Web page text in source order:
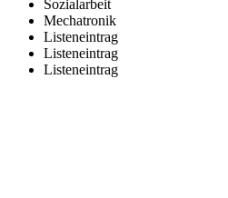
Sozialarbeit
Mechatronik
Listeneintrag
Listeneintrag
Listeneintrag